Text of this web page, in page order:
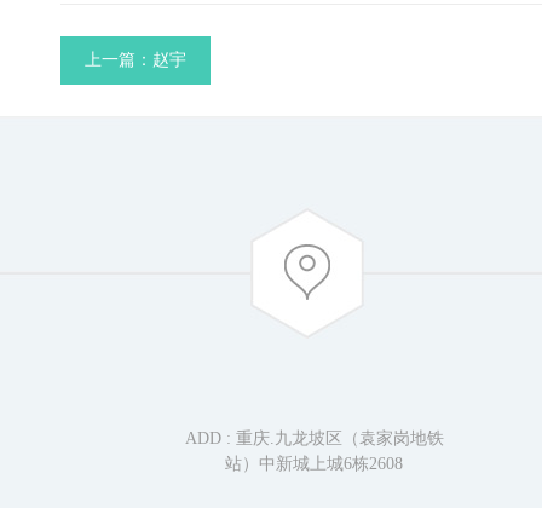
上一篇：赵宇
ADD : 重庆.九龙坡区（袁家岗地铁
站）中新城上城6栋2608